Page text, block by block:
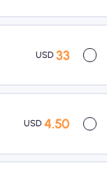
USD 33
USD 4.50